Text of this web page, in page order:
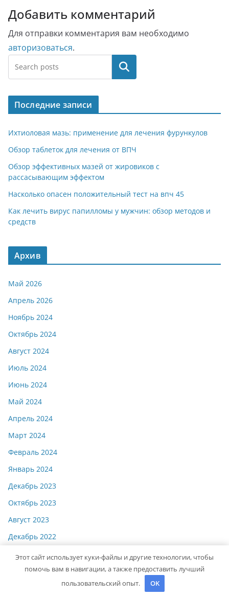
Добавить комментарий
Для отправки комментария вам необходимо
авторизоваться.
Поиск
Последние записи
Ихтиоловая мазь: применение для лечения фурункулов
Обзор таблеток для лечения от ВПЧ
Обзор эффективных мазей от жировиков с
рассасывающим эффектом
Насколько опасен положительный тест на впч 45
Как лечить вирус папилломы у мужчин: обзор методов и
средств
Архив
Май 2026
Апрель 2026
Ноябрь 2024
Октябрь 2024
Август 2024
Июль 2024
Июнь 2024
Май 2024
Апрель 2024
Март 2024
Февраль 2024
Январь 2024
Декабрь 2023
Октябрь 2023
Август 2023
Декабрь 2022
Июнь 2020
Май 2020
Этот сайт использует куки-файлы и другие технологии, чтобы
помочь вам в навигации, а также предоставить лучший
пользовательский опыт.
OK